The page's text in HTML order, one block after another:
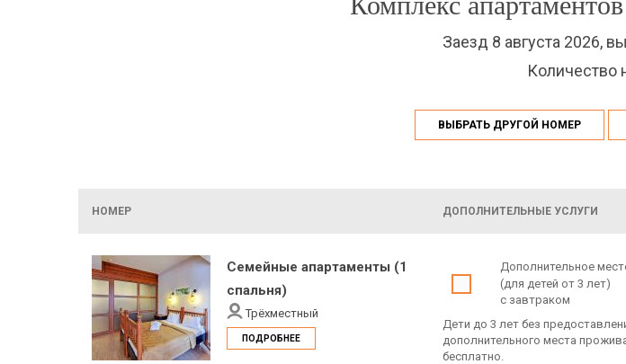
Заезд 8 августа 2026,
Количество
ВЫБРАТЬ ДРУГОЙ НОМЕР
НОМЕР ДОПОЛНИТЕЛЬНЫЕ УСЛУГИ
Семейные апартаменты (1
спальня)
Трёхместный
ПОДРОБНЕЕ
Дополнительное
(для детей от 3 лет)
с завтраком
Дети до 3 лет без
дополнительного места
бесплатно.